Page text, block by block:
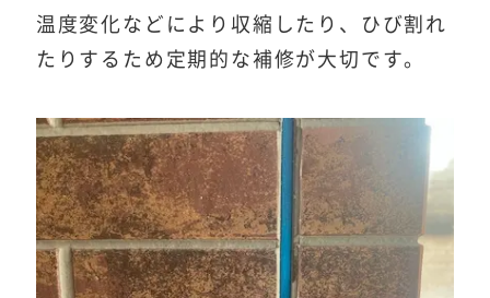
温度変化などにより収縮したり、ひび割れ
たりするため定期的な補修が大切です。